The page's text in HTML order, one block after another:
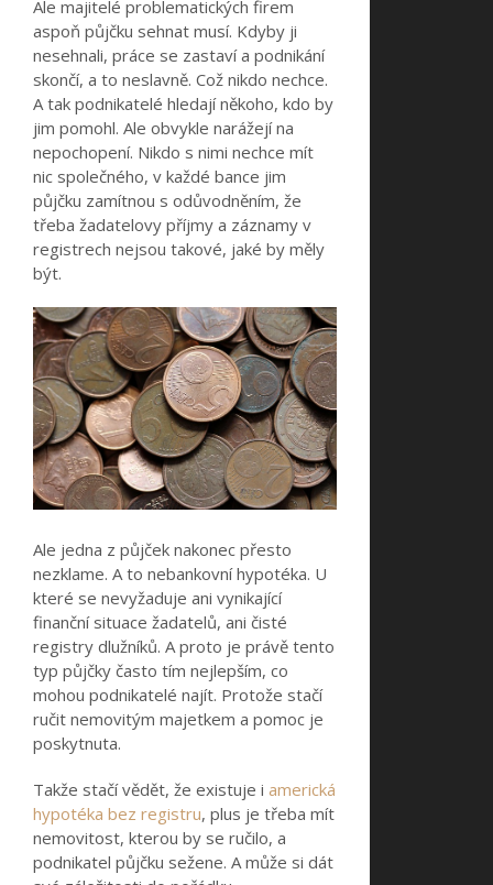
Ale majitelé problematických firem
aspoň půjčku sehnat musí. Kdyby ji
nesehnali, práce se zastaví a podnikání
skončí, a to neslavně. Což nikdo nechce.
A tak podnikatelé hledají někoho, kdo by
jim pomohl. Ale obvykle narážejí na
nepochopení. Nikdo s nimi nechce mít
nic společného, v každé bance jim
půjčku zamítnou s odůvodněním, že
třeba žadatelovy příjmy a záznamy v
registrech nejsou takové, jaké by měly
být.
Ale jedna z půjček nakonec přesto
nezklame. A to nebankovní hypotéka. U
které se nevyžaduje ani vynikající
finanční situace žadatelů, ani čisté
registry dlužníků. A proto je právě tento
typ půjčky často tím nejlepším, co
mohou podnikatelé najít. Protože stačí
ručit nemovitým majetkem a pomoc je
poskytnuta.
Takže stačí vědět, že existuje i americká
hypotéka bez registru, plus je třeba mít
nemovitost, kterou by se ručilo, a
podnikatel půjčku sežene. A může si dát